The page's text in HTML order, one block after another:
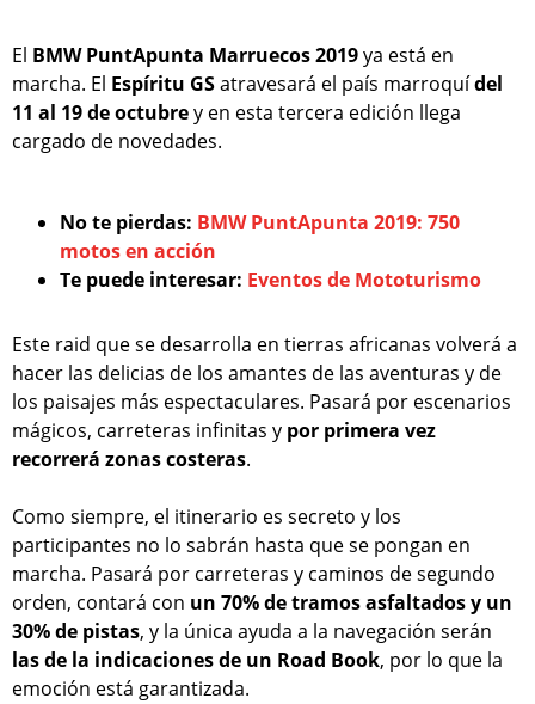
El BMW PuntApunta Marruecos 2019ya está en
marcha. El Espíritu GSatravesará el país marroquídel
11 al 19 de octubrey en esta tercera edición llega
cargado de novedades.
No te pierdas: BMW PuntApunta 2019: 750
motos en acción
Te puede interesar: Eventos de Mototurismo
Este raid que se desarrolla en tierras africanas volverá a
hacer las delicias de los amantes de las aventuras y de
los paisajes más espectaculares. Pasará por escenarios
mágicos, carreteras infinitas y por primera vez
recorrerá zonas costeras.
Como siempre, el itinerario es secreto y los
participantes no lo sabrán hasta que se pongan en
marcha. Pasará por carreteras y caminos de segundo
orden, contará con un 70% de tramos asfaltados y un
30% de pistas, y la única ayuda a la navegación serán
las de la indicaciones de un Road Book, por lo que la
emoción está garantizada.